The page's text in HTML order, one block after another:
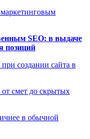
SEO: в выдаче
позиций
создании сайта в
от смет до скрытых
в обычной